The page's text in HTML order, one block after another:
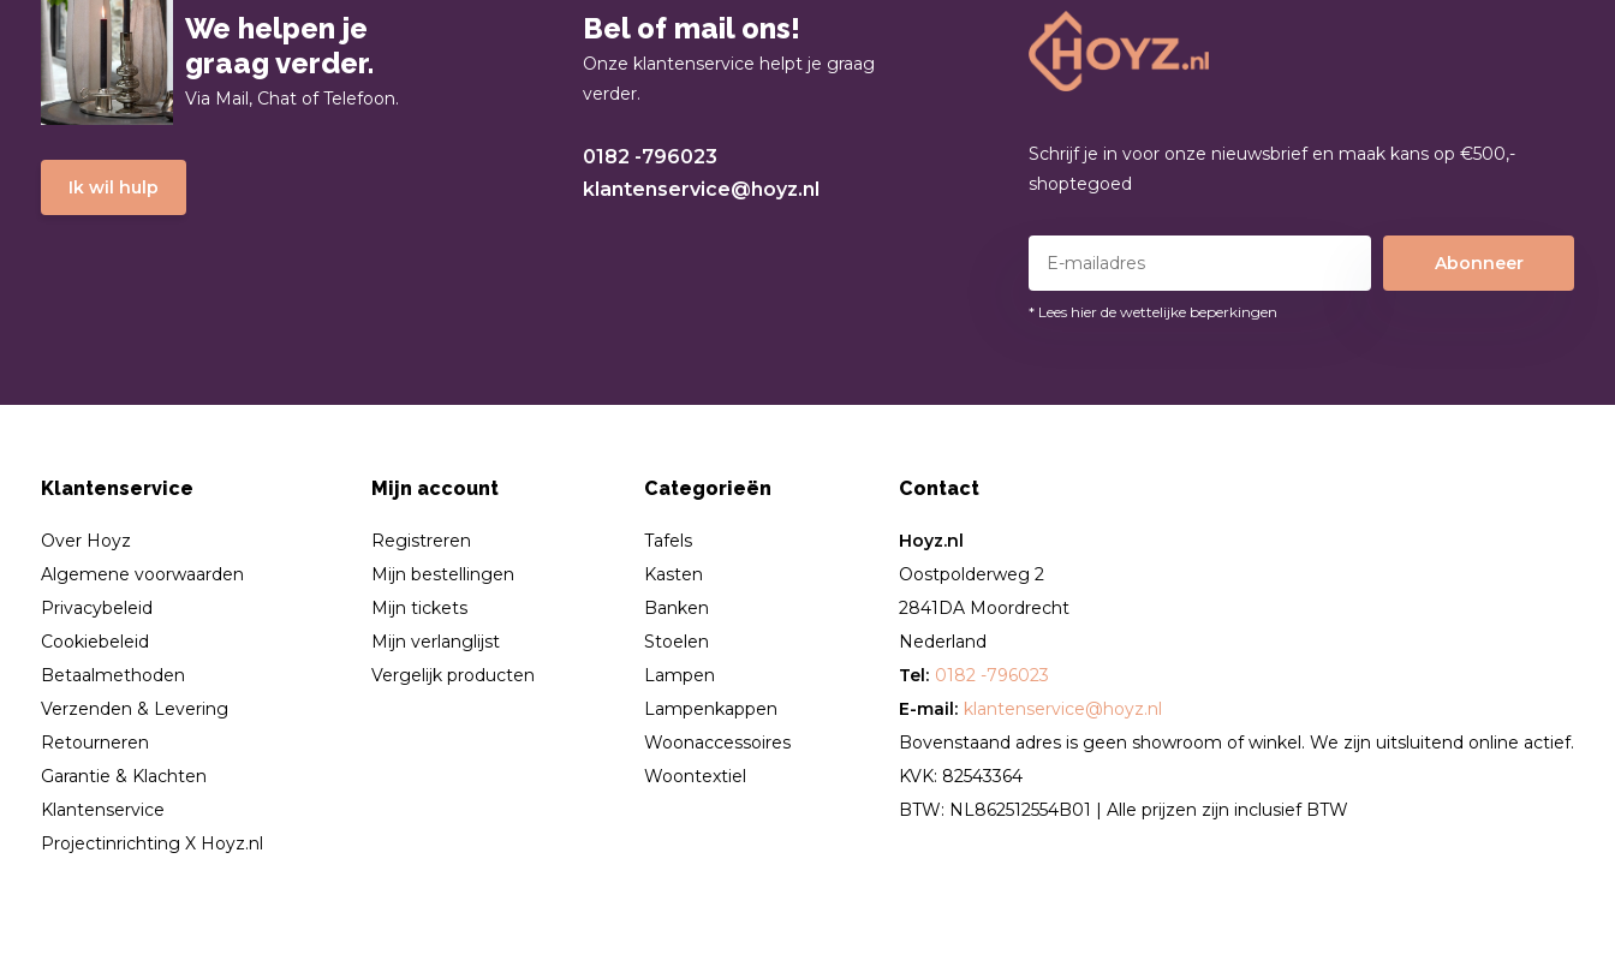
We helpen je
graag verder.
Via Mail, Chat of Telefoon.
Ik wil hulp
Bel of mail ons!
Onze klantenservice helpt je graag
verder.
0182 -796023
klantenservice@hoyz.nl
Schrijf je in voor onze nieuwsbrief en maak kans op €500,-
shoptegoed
Abonneer
* Lees hier de wettelijke beperkingen
Klantenservice
Over Hoyz
Algemene voorwaarden
Privacybeleid
Cookiebeleid
Betaalmethoden
Verzenden & Levering
Retourneren
Garantie & Klachten
Klantenservice
Projectinrichting X Hoyz.nl
Mijn account
Registreren
Mijn bestellingen
Mijn tickets
Mijn verlanglijst
Vergelijk producten
Categorieën
Tafels
Kasten
Banken
Stoelen
Lampen
Lampenkappen
Woonaccessoires
Woontextiel
Contact
Hoyz.nl
Oostpolderweg 2
2841DA Moordrecht
Nederland
Tel: 0182 -796023
E-mail: klantenservice@hoyz.nl
Bovenstaand adres is geen showroom of winkel. We zijn uitsluitend online actief.
KVK: 82543364
BTW: NL862512554B01 | Alle prijzen zijn inclusief BTW